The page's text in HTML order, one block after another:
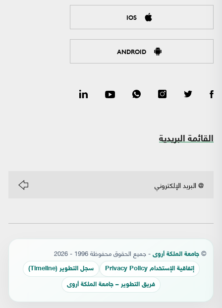
IOS
ANDROID
القائمة البريدية
© جامعة الملكة أروى - جميع الحقوق محفوظة 1996 - 2026
إتفاقية الإستخدام Privacy Policy سجل التطوير (Timeline)
فريق التطوير – جامعة الملكة أروى